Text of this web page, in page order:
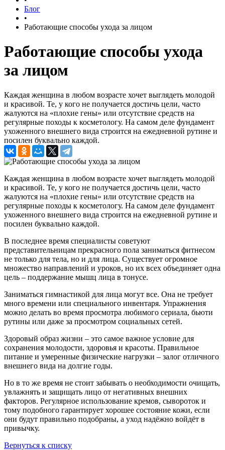
Блог
•
Работающие способы ухода за лицом
Работающие способы ухода
за лицом
Каждая женщина в любом возрасте хочет выглядеть молодой
и красивой. Те, у кого не получается достичь цели, часто
жалуются на «плохие гены» или отсутствие средств на
регулярные походы к косметологу. На самом деле фундамент
ухоженного внешнего вида строится на ежедневной рутине и
посилен буквально каждой.
Каждая женщина в любом возрасте хочет выглядеть молодой
и красивой. Те, у кого не получается достичь цели, часто
жалуются на «плохие гены» или отсутствие средств на
регулярные походы к косметологу. На самом деле фундамент
ухоженного внешнего вида строится на ежедневной рутине и
посилен буквально каждой.
В последнее время специалисты советуют
представительницам прекрасного пола заниматься фитнесом
не только для тела, но и для лица. Существует огромное
множество направлений и уроков, но их всех объединяет одна
цель – поддержание мышц лица в тонусе.
Заниматься гимнастикой для лица могут все. Она не требует
много времени или специального инвентаря. Упражнения
можно делать во время просмотра любимого сериала, бьюти
рутины или даже за просмотром социальных сетей.
Здоровый образ жизни – это самое важное условие для
сохранения молодости, здоровья и красоты. Правильное
питание и умеренные физические нагрузки – залог отличного
внешнего вида на долгие годы.
Но в то же время не стоит забывать о необходимости очищать,
увлажнять и защищать лицо от негативных внешних
факторов. Регулярное использование кремов, сывороток и
тому подобного гарантирует хорошее состояние кожи, если
они будут правильно подобраны, а уход надёжно войдёт в
привычку.
Вернуться к списку